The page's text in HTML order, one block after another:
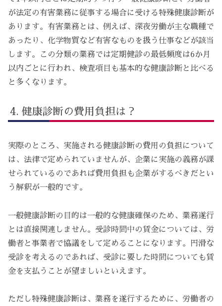
が法定の有害業務に従事する場合に受ける特殊健康診断が
あります。有害業務とは、例えば、深夜労働が主な職種で
あったり、化学物質など有害なものを扱う仕事などが該当
します。この分類の業務では定期健診の最低頻度は6か月
以内ごとに行われ、検査項目も基本的な健康診断と比べる
と多くなります。
健康診断の費用負担は？
実際のところ、実施される健康診断の費用の負担について
は、法律で定められていませんが、企業に実施の義務が課
せられているのであれば費用負担も企業がするべきだとい
う解釈が一般的です。
一般健康診断の目的は一般的な健康確保のため、業務遂行
とは直接関連しません。受診時間中の賃金については、労
働者と事業者で協議をして定めることになります。円滑な
受診を考えるのであれば、受診に要した時間についても賃
金を支払うことが望ましいといえます。
ただし特殊健康診断は、業務を遂行するために、労働者の